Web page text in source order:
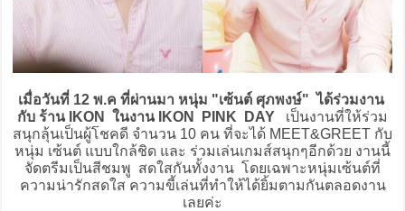
เมื่อวันที่ 12 พ.ค ที่ผ่านมา หนุ่ม "เซ้นต์ ศุภพงษ์" ได้ร่วมงาน
กับ ร้าน IKON ในงาน IKON PINK DAY
เป็นงานที่ให้ร่วม
สนุกลุ้นเป็นผู้โชคดี จำนวน 10 คน ที่จะได้ MEET&GREET กับ
หนุ่ม เซ้นต์ แบบใกล้ชิด และ ร่วมเล่นเกมส์สนุกๆอีกด้วย งานนี้
จัดตรีมเป็นสีชมพู สดใสกันทั้งงาน โดยเฉพาะหนุ่มเซ้นต์ที่
ความน่ารักสดใส ความขี้เล่นที่ทำให้ได้ยิ้มตามกันตลอดงาน
เลยค่ะ